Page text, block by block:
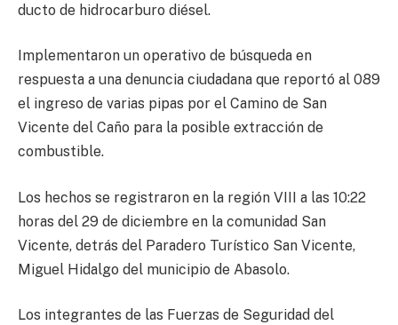
ducto de hidrocarburo diésel.
Implementaron un operativo de búsqueda en
respuesta a una denuncia ciudadana que reportó al 089
el ingreso de varias pipas por el Camino de San
Vicente del Caño para la posible extracción de
combustible.
Los hechos se registraron en la región VIII a las 10:22
horas del 29 de diciembre en la comunidad San
Vicente, detrás del Paradero Turístico San Vicente,
Miguel Hidalgo del municipio de Abasolo.
Los integrantes de las Fuerzas de Seguridad del